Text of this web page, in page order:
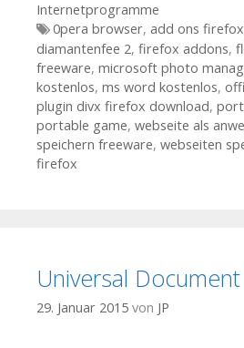
Internetprogramme
Tags
0pera browser, add ons firefox
diamantenfee 2, firefox addons,
freeware, microsoft photo
kostenlos, ms word kostenlos,
plugin divx firefox download,
portable game, webseite als
speichern freeware, webseiten
firefox
Universal
29. Januar 2015 von JP